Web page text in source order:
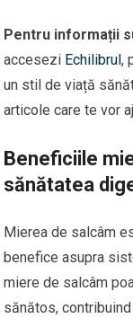
Pentru informații
accesezi Echilibrul,
un stil de viață
articole care te vor
Beneficiile
sănătatea
Mierea de salcâm
benefice asupra
miere de salcâm
sănătos,